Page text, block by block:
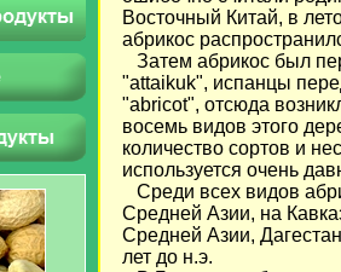
Восточный Китай, в
абрикос
Затем абрикос был
"attaikuk", испанцы
"abricot", отсюда
восемь видов этого
количество сортов и
используется очень
Среди всех видов
Средней Азии, на
Средней Азии,
лет до н.э.